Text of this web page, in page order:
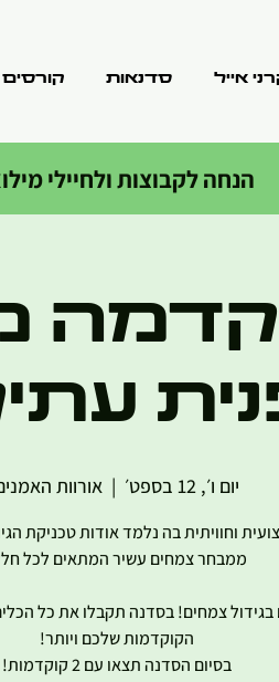
אייל סדנאות קורסים
הנחה לקבוצות ולחיילי
יום ו׳, 12 בספט׳
  |
אורוות
בגידול צמחים! בסדנה תקבלו את כל
בסיום הסדנה תצאו עם 2 קוקדמות!